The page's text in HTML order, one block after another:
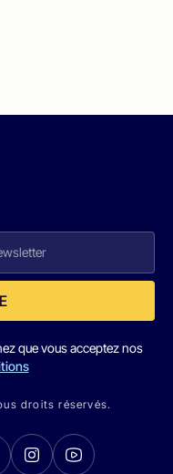
que vous acceptez nos
droits réservés.